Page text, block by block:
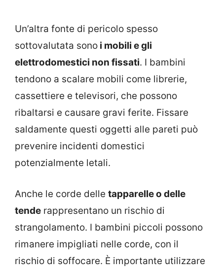
Un’altra fonte di pericolo spesso
sottovalutata sono i mobili e gli
elettrodomestici non fissati. I bambini
tendono a scalare mobili come librerie,
cassettiere e televisori, che possono
ribaltarsi e causare gravi ferite. Fissare
saldamente questi oggetti alle pareti può
prevenire incidenti domestici
potenzialmente letali.
Anche le corde delle tapparelle o delle
tende rappresentano un rischio di
strangolamento. I bambini piccoli possono
rimanere impigliati nelle corde, con il
rischio di soffocare. È importante utilizzare